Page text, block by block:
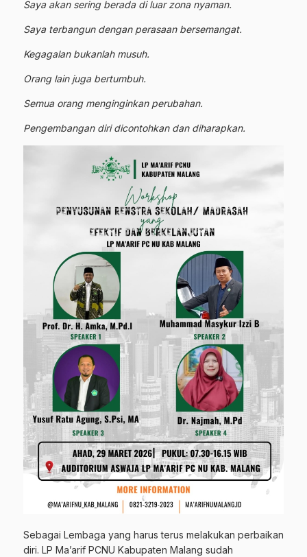
Saya akan sering berada di luar zona nyaman.
Saya terbangun dengan perasaan bersemangat.
Kegagalan bukanlah musuh.
Orang lain juga bertumbuh.
Semua orang menginginkan perubahan.
Pengembangan diri dicontohkan dan diharapkan.
Sebagai Lembaga yang harus terus melakukan perbaikan
diri. LP Ma’arif PCNU Kabupaten Malang sudah